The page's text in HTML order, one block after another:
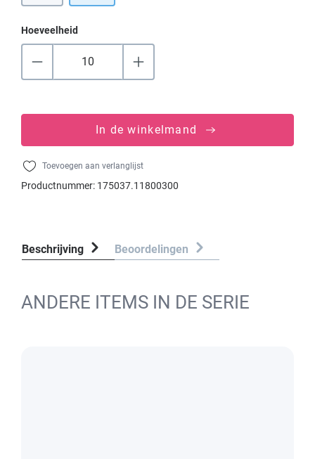
Hoeveelheid
In de winkelmand
Toevoegen aan verlanglijst
Productnummer: 175037.11800300
Beschrijving Beoordelingen
ANDERE ITEMS IN DE SERIE